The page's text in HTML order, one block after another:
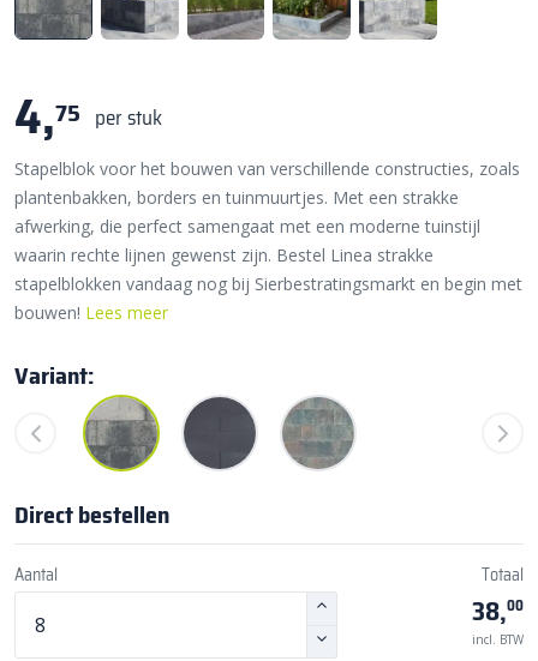
4,75 per stuk
Stapelblok voor het bouwen van verschillende constructies, zoals
plantenbakken, borders en tuinmuurtjes. Met een strakke
afwerking, die perfect samengaat met een moderne tuinstijl
waarin rechte lijnen gewenst zijn. Bestel Linea strakke
stapelblokken vandaag nog bij Sierbestratingsmarkt en begin met
bouwen! Lees meer
Variant:
Direct bestellen
Aantal Totaal
38,00
incl. BTW